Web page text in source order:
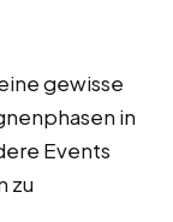
gewisse
in
Events
zu